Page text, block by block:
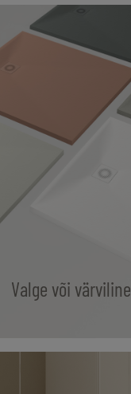
Valge või värviline